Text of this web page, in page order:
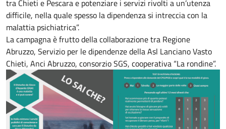
tra Chieti e Pescara e potenziare i servizi rivolti a un’utenza
difficile, nella quale spesso la dipendenza si intreccia con la
malattia psichiatrica”.
La campagna è frutto della collaborazione tra Regione
Abruzzo, Servizio per le dipendenze della Asl Lanciano Vasto
Chieti, Anci Abruzzo, consorzio SGS, cooperativa “La rondine”.